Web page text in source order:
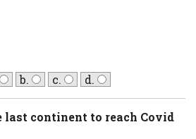
b. c. d.
last continent to reach Covid